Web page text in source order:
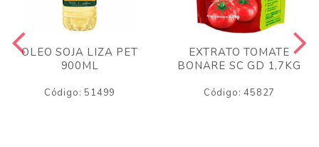
OLEO SOJA LIZA PET
900ML
Código: 51499
EXTRATO TOMATE
BONARE SC GD 1,7KG
Código: 45827